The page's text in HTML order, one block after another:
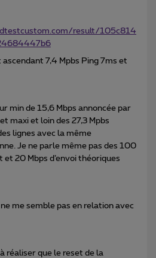
result/105c814
7,4 Mpbs Ping 7ms et
min de 15,6 Mbps annoncée par
maxi et loin des 27,3 Mpbs
lignes avec la même
Je ne parle même pas des 100
et 20 Mbps d’envoi théoriques
me semble pas en relation avec
réaliser que le reset de la